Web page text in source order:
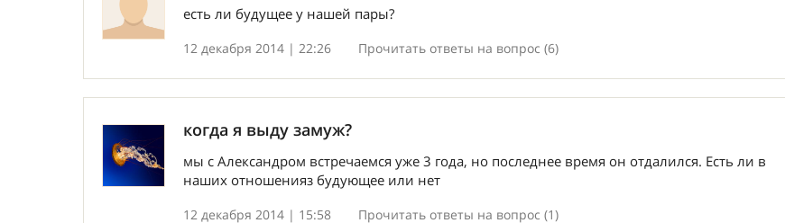
есть ли будущее у нашей пары?
12 декабря 2014 | 22:26 Прочитать ответы на вопрос (6)
когда я выду замуж?
мы с Александром встречаемся уже 3 года, но последнее время он отдалился. Есть ли в
наших отношенияз будующее или нет
12 декабря 2014 | 15:58 Прочитать ответы на вопрос (1)